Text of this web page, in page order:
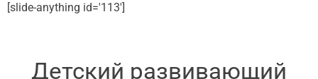
[slide-anything id='113']
Детский развивающий